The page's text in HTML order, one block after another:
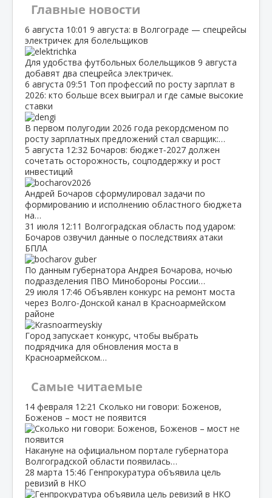
Главные новости
6 августа 10:01 9 августа: в Волгограде — спецрейсы
электричек для болельщиков
Для удобства футбольных болельщиков 9 августа
добавят два спецрейса электричек.
6 августа 09:51 Топ профессий по росту зарплат в
2026: кто больше всех выиграл и где самые высокие
ставки
В первом полугодии 2026 года рекордсменом по
росту зарплатных предложений стал сварщик:…
5 августа 12:32 Бочаров: бюджет‑2027 должен
сочетать осторожность, соцподдержку и рост
инвестиций
Андрей Бочаров сформулировал задачи по
формированию и исполнению областного бюджета
на…
31 июля 12:11 Волгоградская область под ударом:
Бочаров озвучил данные о последствиях атаки
БПЛА
По данным губернатора Андрея Бочарова, ночью
подразделения ПВО Минобороны России…
29 июля 17:46 Объявлен конкурс на ремонт моста
через Волго‑Донской канал в Красноармейском
районе
Город запускает конкурс, чтобы выбрать
подрядчика для обновления моста в
Красноармейском…
Самые читаемые
14 февраля 12:21 Сколько ни говори: Боженов,
Боженов – мост не появится
Накануне на официальном портале губернатора
Волгоградской области появилась…
28 марта 15:46 Генпрокуратура объявила цель
ревизий в НКО